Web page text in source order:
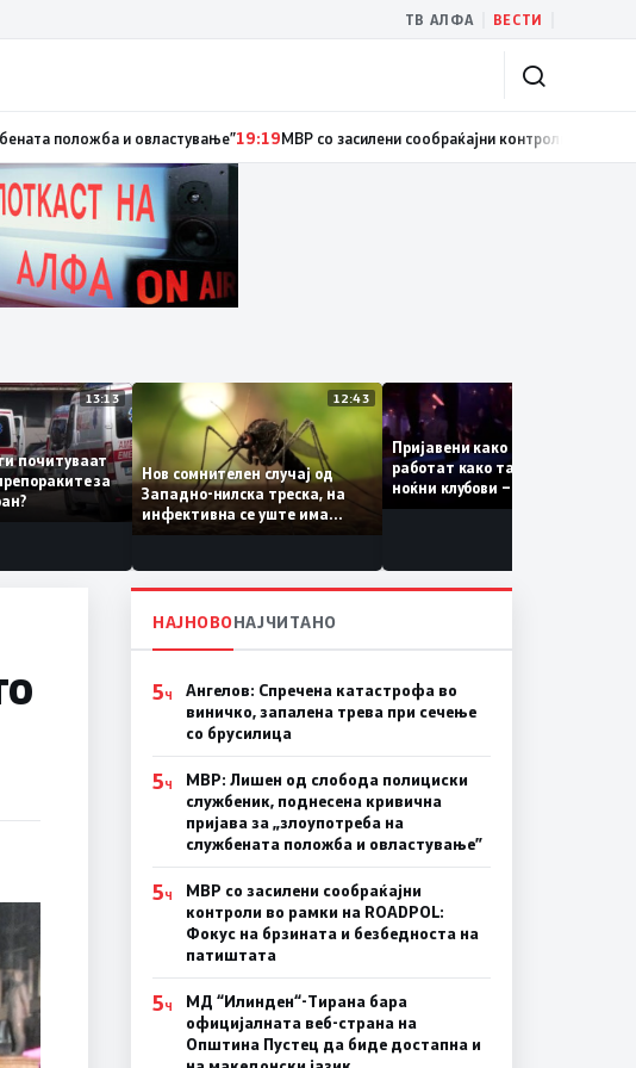
ТВ АЛФА ВЕСТИ
полициски службеник, поднесена кривична пријава за „злоупотреба на
13:13
ги почитуваат
препораките за
бран?
12:43
Нов сомнителен случај од
Западно-нилска треска, на
инфективна се уште има
пациенти во критична
Пријавени како туристки, а
работат како танчерки во
ноќни клубови – полицијата
откри сомнителна шема за
НАЈНОВОНАЈЧИТАНО
5Ч
Ангелов: Спречена катастрофа во
виничко, запалена трева при сечење
со брусилица
5Ч
МВР: Лишен од слобода полициски
службеник, поднесена кривична
пријава за „злоупотреба на
службената положба и овластување”
5Ч
МВР со засилени сообраќајни
контроли во рамки на ROADPOL:
Фокус на брзината и безбедноста на
патиштата
5Ч
МД “Илинден“-Тирана бара
официјалната веб-страна на
Општина Пустец да биде достапна и